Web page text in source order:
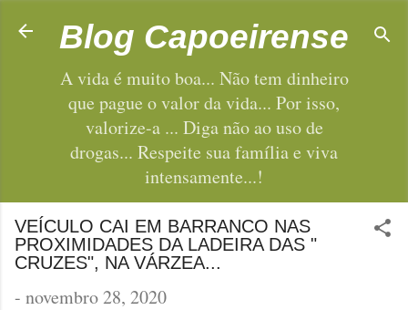
Pular para o conteúdo principal
Blog Capoeirense
A vida é muito boa... Não tem dinheiro
que pague o valor da vida... Por isso,
valorize-a ... Diga não ao uso de
drogas... Respeite sua família e viva
intensamente...!
VEÍCULO CAI EM BARRANCO NAS
PROXIMIDADES DA LADEIRA DAS "
CRUZES", NA VÁRZEA...
- novembro 28, 2020